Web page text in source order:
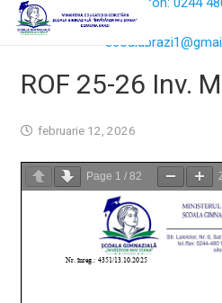
Email:
ROF 25-26 Inv.
februarie 12, 2026
Page 1 / 82